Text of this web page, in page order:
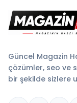
Güncel Magazin
çözümler, seo ve
bir şekilde sizlere